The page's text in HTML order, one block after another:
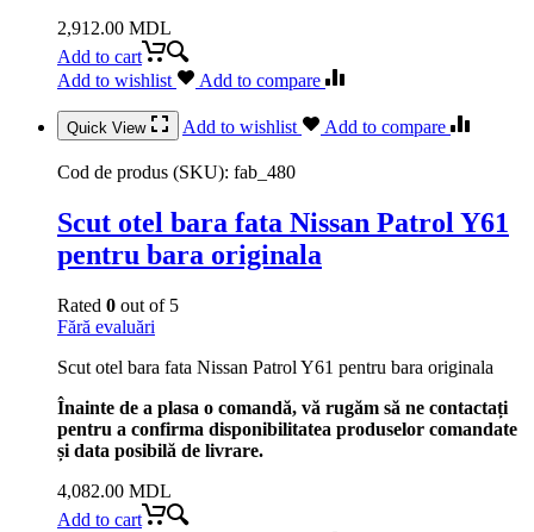
2,912.00 MDL
Add to cart
Add to wishlist
Add to compare
Quick View Add to wishlist Add to compare
Cod de produs (SKU): fab_480
Scut otel bara fata Nissan Patrol Y61
pentru bara originala
Rated 0 out of 5
Fără evaluări
Scut otel bara fata Nissan Patrol Y61 pentru bara originala
Înainte de a plasa o comandă, vă rugăm să ne contactați
pentru a confirma disponibilitatea produselor comandate
și data posibilă de livrare.
4,082.00 MDL
Add to cart